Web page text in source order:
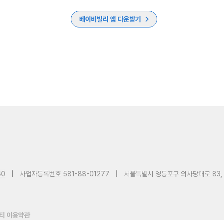
베이비빌리 앱 다운받기
사업자등록번호 581-88-01277
서울특별시 영등포구 의사당대로
이용약관